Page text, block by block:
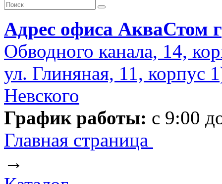
Адрес офиса АкваСтом
Обводного канала, 14,
ул. Глиняная, 11, корпус
Невского
График работы: с 9:00
Главная страница
→